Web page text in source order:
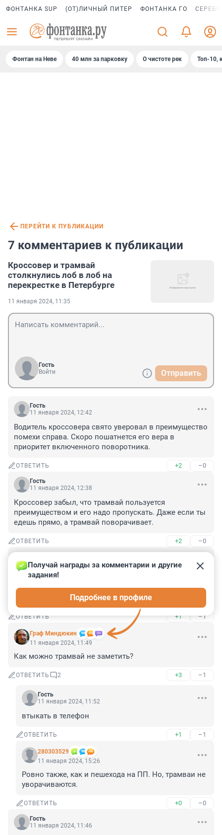
ФОНТАНКА SUP (ОТ)ЛИЧНЫЙ ПИТЕР ФОНТАНКА ГО
Фонтан на Неве 40 млн за парковку О чистоте рек Топ-10,
ПЕРЕЙТИ К ПУБЛИКАЦИИ
7 комментариев к публикации
Кроссовер и трамвай
столкнулись лоб в лоб на
перекрестке в Петербурге
11 января 2024, 11:35
Гость
Войти
Отправить
Гость
11 января 2024, 12:42
Водитель кроссовера свято уверовал в преимущество
помехи справа. Скоро пошатнется его вера в
приоритет включенного поворотника.
ОТВЕТИТЬ +2 –0
Гость
11 января 2024, 12:38
Кроссовер забыл, что трамвай пользуется
преимуществом и его надо пропускать. Даже если ты
едешь прямо, а трамвай поворачивает.
ОТВЕТИТЬ +2 –0
11 января 2024, 11:50
Трамваи-чемпионы!
Дайте трамвай поводить по городу!
ОТВЕТИТЬ +1 –1
Граф Миндюкин
Получай награды за комментарии и другие
задания!
Подробнее в профиле
11 января 2024, 11:49
Как можно трамвай не заметить?
ОТВЕТИТЬ 2 +3 –1
Гость
11 января 2024, 11:52
втыкать в телефон
ОТВЕТИТЬ +1 –1
280303529
11 января 2024, 15:26
Ровно также, как и пешехода на ПП. Но, трамваи не
уворачиваются.
ОТВЕТИТЬ +0 –0
Гость
11 января 2024, 11:46